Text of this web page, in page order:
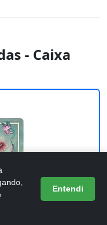
- Caixa
Entendi